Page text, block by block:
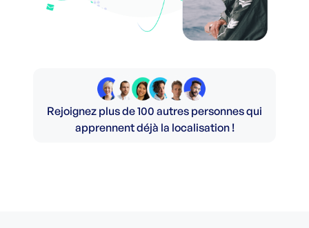
Rejoignez plus de 100 autres personnes qui
apprennent déjà la localisation !